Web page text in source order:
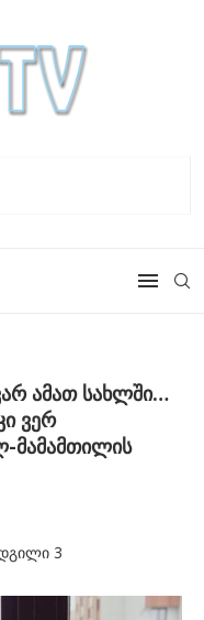
ამათ სახლში…
ვერ
მამამთილის
3